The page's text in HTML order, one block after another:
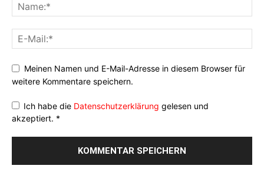
Meinen Namen und E-Mail-Adresse in diesem Browser für
weitere Kommentare speichern.
Ich habe die Datenschutzerklärung gelesen und
akzeptiert. *